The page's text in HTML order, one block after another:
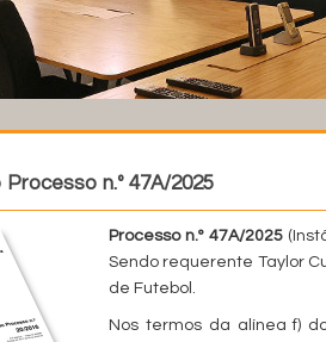
n.º 47A/2025
Processo n.º 47A/2025
Sendo requerente Taylor
de Futebol.
Nos termos da alínea f)